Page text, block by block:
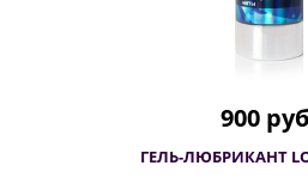
900
ГЕЛЬ-ЛЮБРИКАНТ